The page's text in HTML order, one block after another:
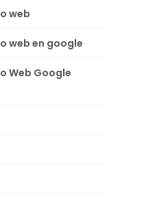
web
web en google
Web Google